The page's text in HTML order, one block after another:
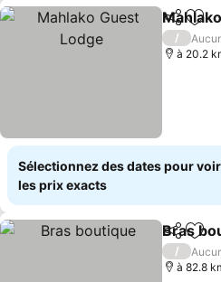
Partager
/
à 20.2
Sélectionnez des dates pour voir
les prix exacts
Partager
Bras
/
à 82.8